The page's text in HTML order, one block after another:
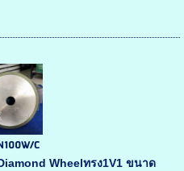
C
Wheelทรง1V1 ขนาด